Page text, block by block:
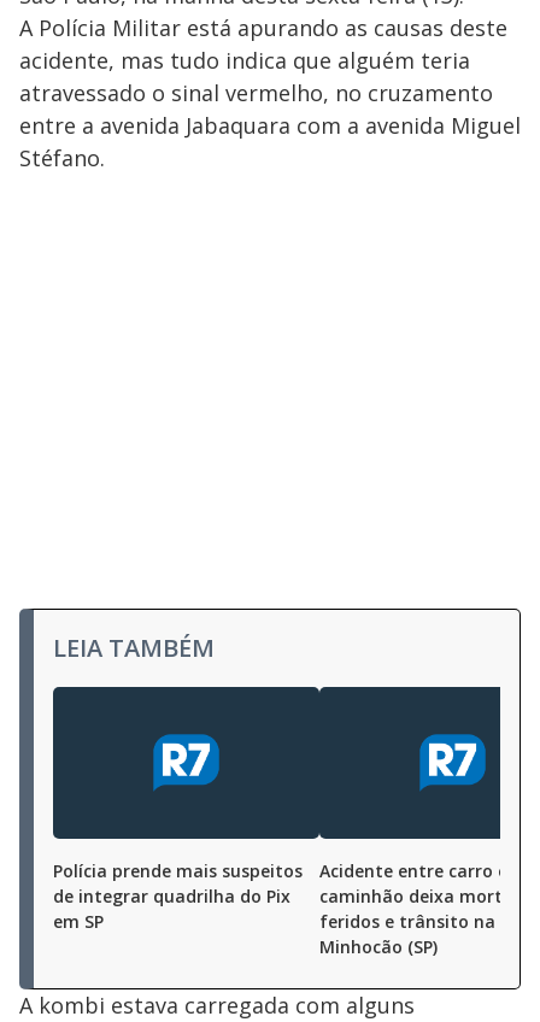
A Polícia Militar está apurando as causas deste
acidente, mas tudo indica que alguém teria
atravessado o sinal vermelho, no cruzamento
entre a avenida Jabaquara com a avenida Miguel
Stéfano.
LEIA TAMBÉM
Polícia prende mais suspeitos
de integrar quadrilha do Pix
em SP
Acidente entre carro e
caminhão deixa mortos,
feridos e trânsito na
Minhocão (SP)
A kombi estava carregada com alguns